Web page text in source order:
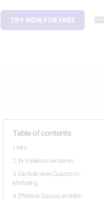
TRY NOW FOR FREE
Table of contents
1 Intro
2 Ihr Publikum verstehen
3 Die Rolle eines Quizzes im
Marketing
4 Effektive Quizzes erstellen